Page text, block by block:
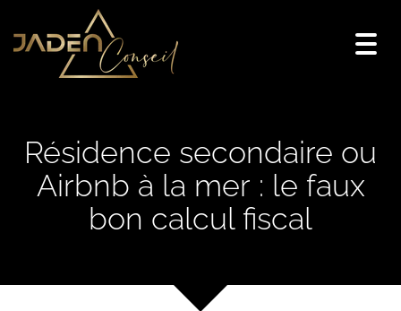
Résidence secondaire ou
Airbnb à la mer : le faux
bon calcul fiscal